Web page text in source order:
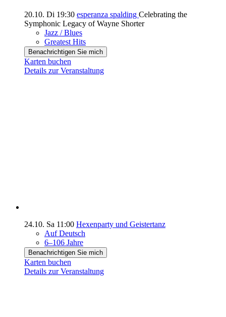
20.10. Di 19:30 esperanza spalding Celebrating the
Symphonic Legacy of Wayne Shorter
Jazz / Blues
Greatest Hits
Benachrichtigen Sie mich
Karten buchen
Details zur Veranstaltung
24.10. Sa 11:00 Hexenparty und Geistertanz
Auf Deutsch
6–106 Jahre
Benachrichtigen Sie mich
Karten buchen
Details zur Veranstaltung